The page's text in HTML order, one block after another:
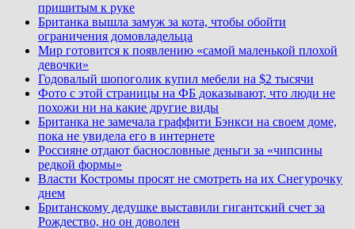
пришитым к руке
Британка вышла замуж за кота, чтобы обойти
ограничения домовладельца
Мир готовится к появлению «самой маленькой плохой
девочки»
Годовалый шопоголик купил мебели на $2 тысячи
Фото с этой страницы на ФБ доказывают, что люди не
похожи ни на какие другие виды
Британка не замечала граффити Бэнкси на своем доме,
пока не увидела его в интернете
Россияне отдают баснословные деньги за «чипсины
редкой формы»
Власти Костромы просят не смотреть на их Снегурочку
днем
Британскому дедушке выставили гигантский счет за
Рождество, но он доволен